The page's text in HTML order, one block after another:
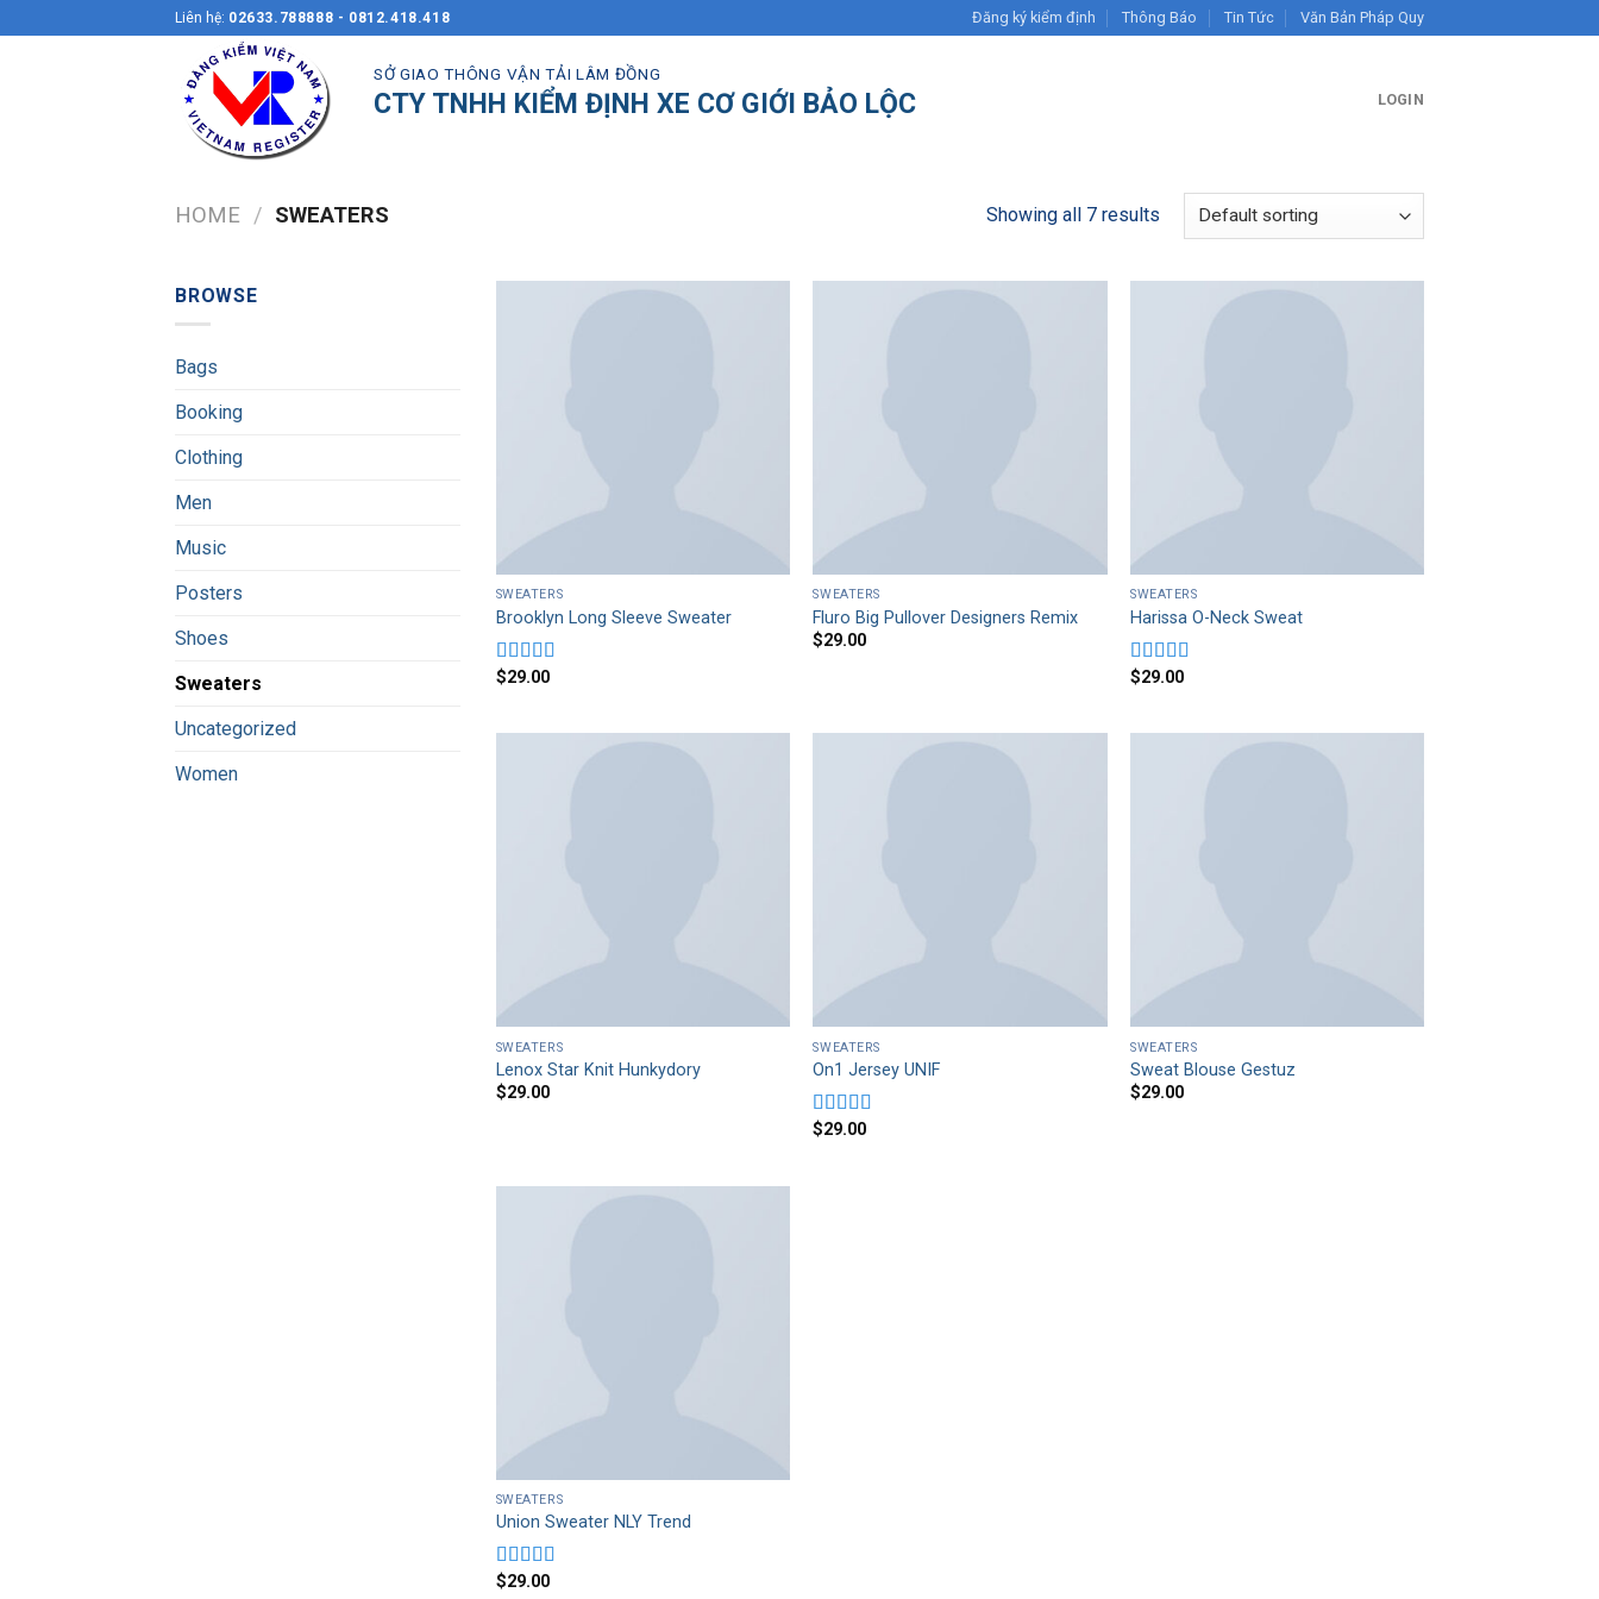
to
Liên hệ: 02633.788888 - 0812.418.418 Đăng ký kiểm định Thông Báo Tin Tức Văn Bản Pháp Quy
SỞ GIAO THÔNG VẬN TẢI LÂM ĐỒNG
CTY TNHH KIỂM ĐỊNH XE CƠ GIỚI BẢO LỘC LOGIN
HOME / SWEATERS Showing all 7 results
BROWSE
Bags
Booking
Clothing
Men
Music
Posters
Shoes
Sweaters
Uncategorized
Women
SWEATERS
Brooklyn Long Sleeve Sweater
Rated
$29.00
SWEATERS
Fluro Big Pullover Designers Remix
$29.00
SWEATERS
Harissa O-Neck Sweat
Rated
$29.00
SWEATERS
Lenox Star Knit Hunkydory
$29.00
SWEATERS
On1 Jersey UNIF
Rated5.00
$29.00
SWEATERS
Sweat Blouse Gestuz
$29.00
SWEATERS
Union Sweater NLY Trend
Rated
$29.00